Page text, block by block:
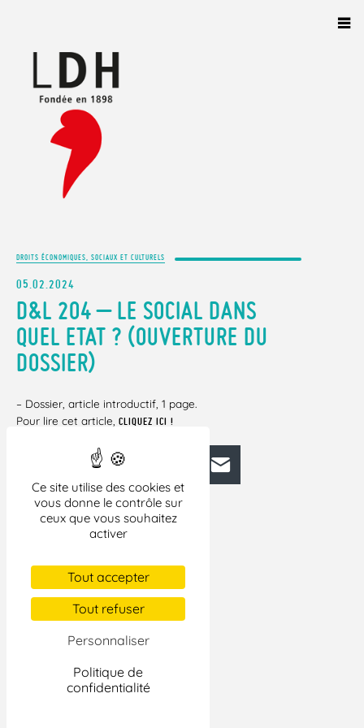
Ce site utilise des cookies et
vous donne le contrôle sur
ceux que vous souhaitez
activer
Tout accepter
Tout refuser
Personnaliser
Politique de
confidentialité
DROITS ÉCONOMIQUES, SOCIAUX ET CULTURELS
05.02.2024
D&L 204 – LE SOCIAL DANS
QUEL ETAT ? (OUVERTURE DU
DOSSIER)
– Dossier, article introductif, 1 page.
Pour lire cet article, CLIQUEZ ICI !
FacebookBlueskyMastodonLinkedIn